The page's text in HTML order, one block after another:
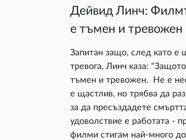
Дейвид Линч:
е тъмен и тревожен
Запитан защо, след като е
тревога, Линч каза:
тъмен и тревожен. Не е
е щастлив, но трябва да
за да пресъздадете
удоволствие е работата -
филми стигам най-много